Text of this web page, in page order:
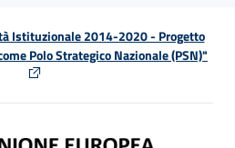
Istituzionale 2014-2020 - Progetto
Polo Strategico Nazionale (PSN)"